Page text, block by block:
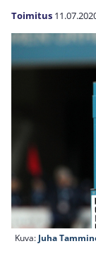
Toimitus
Kuva: Juha